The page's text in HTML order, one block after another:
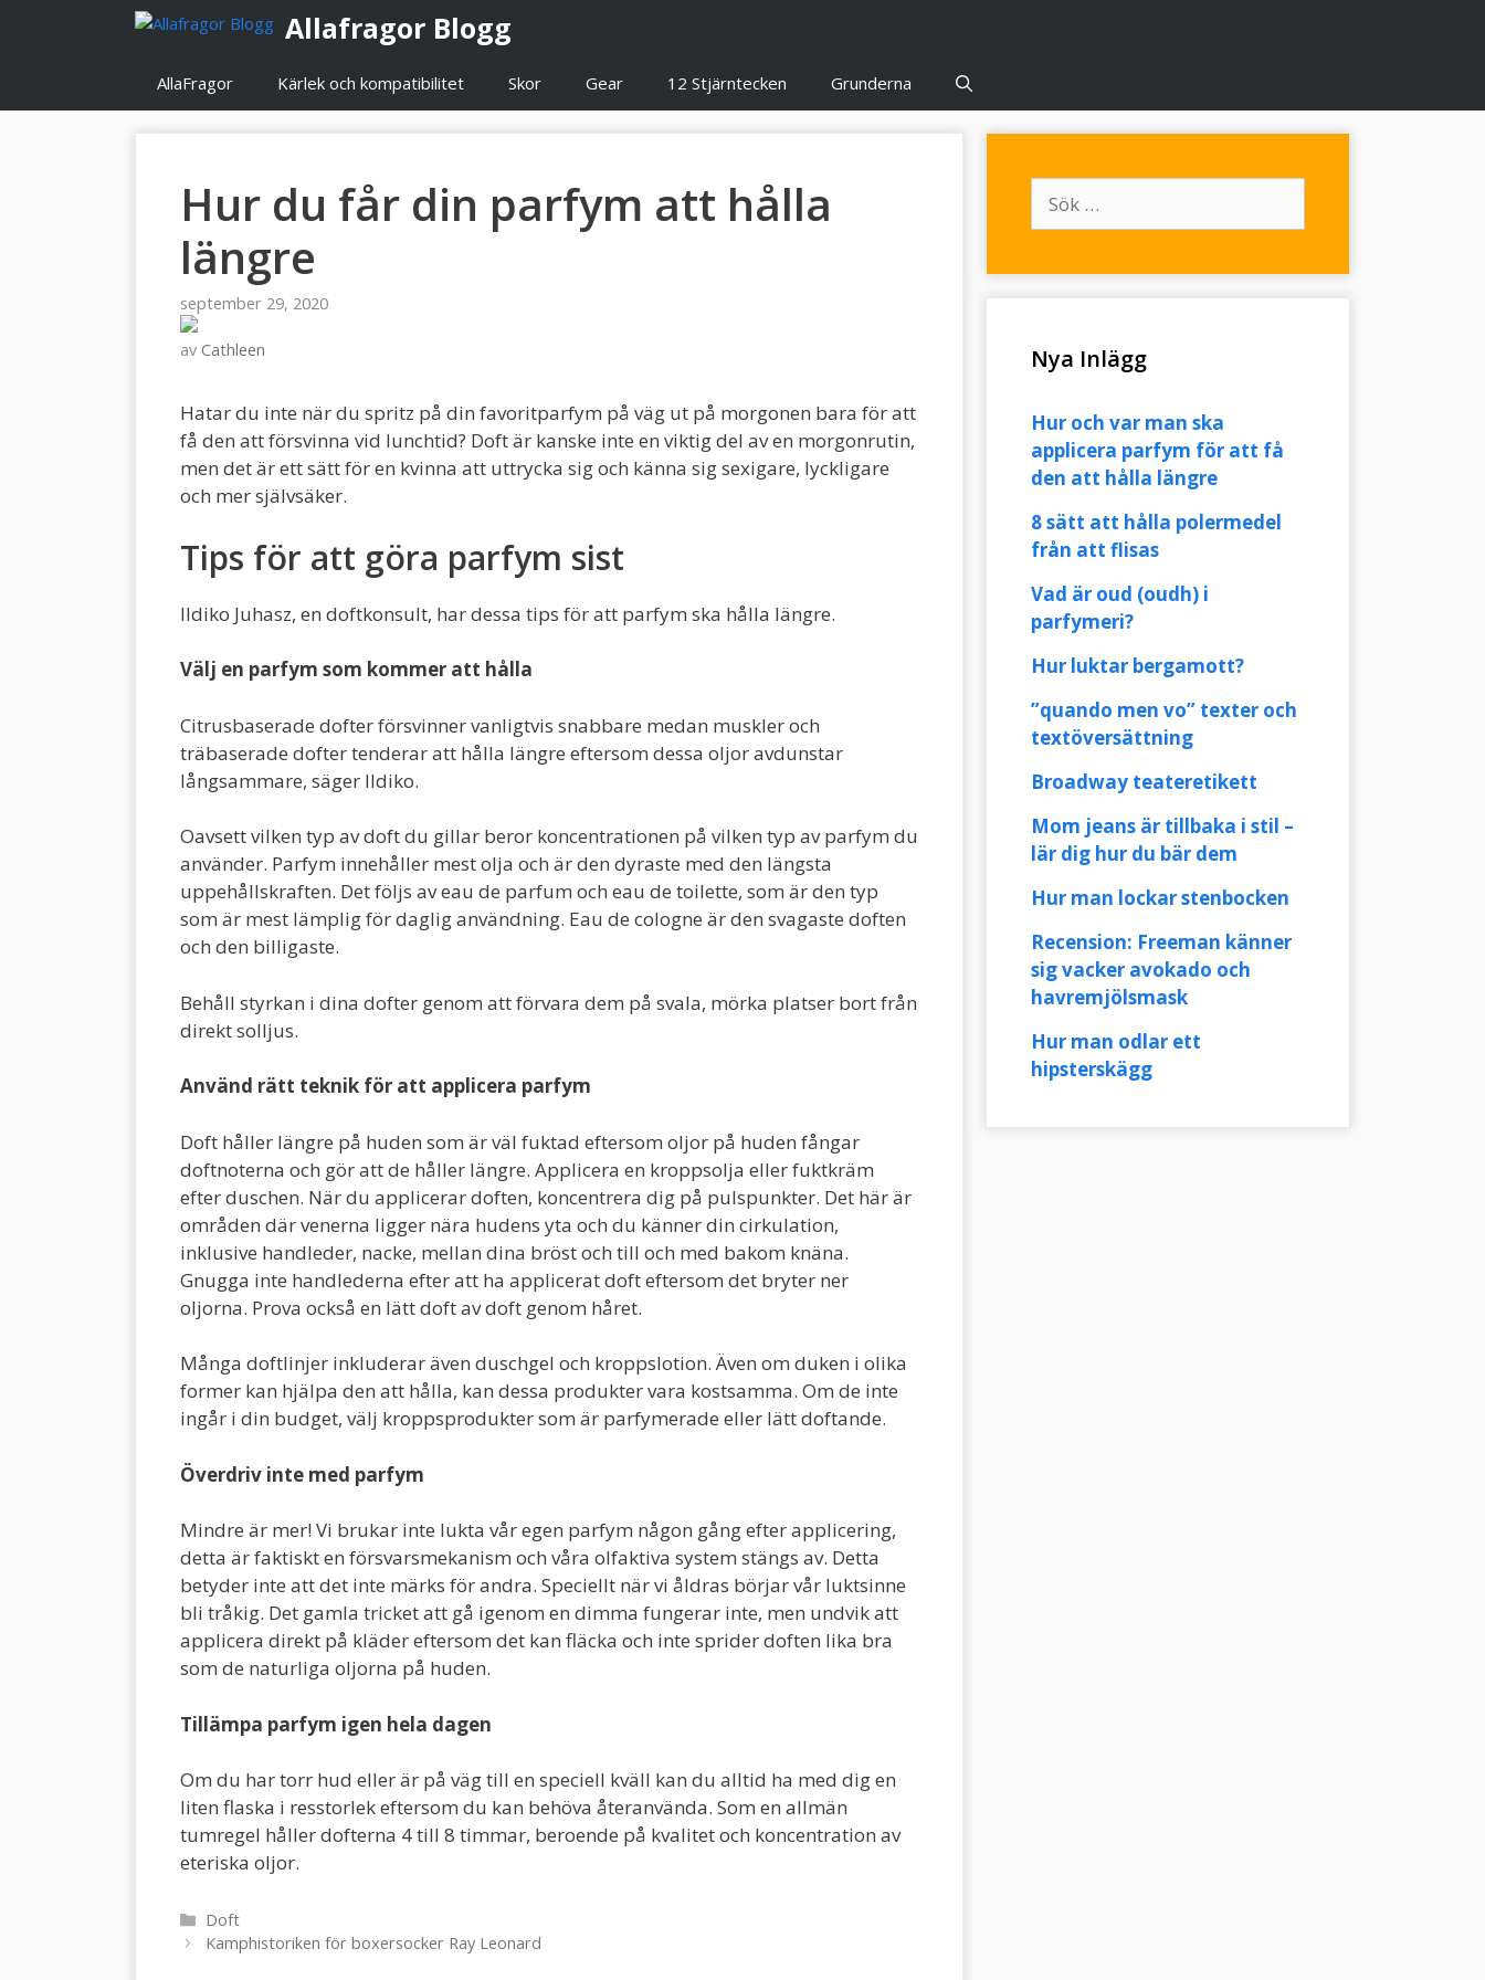
Allafragor Blogg
AllaFragor Kärlek och kompatibilitet Skor Gear 12 Stjärntecken Grunderna
Hur du får din parfym att hålla
längre
september 29, 2020
av Cathleen
Hatar du inte när du spritz på din favoritparfym på väg ut på morgonen bara för att
få den att försvinna vid lunchtid? Doft är kanske inte en viktig del av en morgonrutin,
men det är ett sätt för en kvinna att uttrycka sig och känna sig sexigare, lyckligare
och mer självsäker.
Tips för att göra parfym sist
Ildiko Juhasz, en doftkonsult, har dessa tips för att parfym ska hålla längre.
Välj en parfym som kommer att hålla
Citrusbaserade dofter försvinner vanligtvis snabbare medan muskler och
träbaserade dofter tenderar att hålla längre eftersom dessa oljor avdunstar
långsammare, säger Ildiko.
Oavsett vilken typ av doft du gillar beror koncentrationen på vilken typ av parfym du
använder. Parfym innehåller mest olja och är den dyraste med den längsta
uppehållskraften. Det följs av eau de parfum och eau de toilette, som är den typ
som är mest lämplig för daglig användning. Eau de cologne är den svagaste doften
och den billigaste.
Behåll styrkan i dina dofter genom att förvara dem på svala, mörka platser bort från
direkt solljus.
Använd rätt teknik för att applicera parfym
Doft håller längre på huden som är väl fuktad eftersom oljor på huden fångar
doftnoterna och gör att de håller längre. Applicera en kroppsolja eller fuktkräm
efter duschen. När du applicerar doften, koncentrera dig på pulspunkter. Det här är
områden där venerna ligger nära hudens yta och du känner din cirkulation,
inklusive handleder, nacke, mellan dina bröst och till och med bakom knäna.
Gnugga inte handlederna efter att ha applicerat doft eftersom det bryter ner
oljorna. Prova också en lätt doft av doft genom håret.
Många doftlinjer inkluderar även duschgel och kroppslotion. Även om duken i olika
former kan hjälpa den att hålla, kan dessa produkter vara kostsamma. Om de inte
ingår i din budget, välj kroppsprodukter som är parfymerade eller lätt doftande.
Överdriv inte med parfym
Mindre är mer! Vi brukar inte lukta vår egen parfym någon gång efter applicering,
detta är faktiskt en försvarsmekanism och våra olfaktiva system stängs av. Detta
betyder inte att det inte märks för andra. Speciellt när vi åldras börjar vår luktsinne
bli tråkig. Det gamla tricket att gå igenom en dimma fungerar inte, men undvik att
applicera direkt på kläder eftersom det kan fläcka och inte sprider doften lika bra
som de naturliga oljorna på huden.
Tillämpa parfym igen hela dagen
Om du har torr hud eller är på väg till en speciell kväll kan du alltid ha med dig en
liten flaska i resstorlek eftersom du kan behöva återanvända. Som en allmän
tumregel håller dofterna 4 till 8 timmar, beroende på kvalitet och koncentration av
eteriska oljor.
Kategorier
Doft
Inläggsnavigering
Kamphistoriken för boxersocker Ray Leonard
efter:
Nya Inlägg
Hur och var man ska
applicera parfym för att få
den att hålla längre
8 sätt att hålla polermedel
från att flisas
Vad är oud (oudh) i
parfymeri?
Hur luktar bergamott?
”quando men vo” texter och
textöversättning
Broadway teateretikett
Mom jeans är tillbaka i stil –
lär dig hur du bär dem
Hur man lockar stenbocken
Recension: Freeman känner
sig vacker avokado och
havremjölsmask
Hur man odlar ett
hipsterskägg